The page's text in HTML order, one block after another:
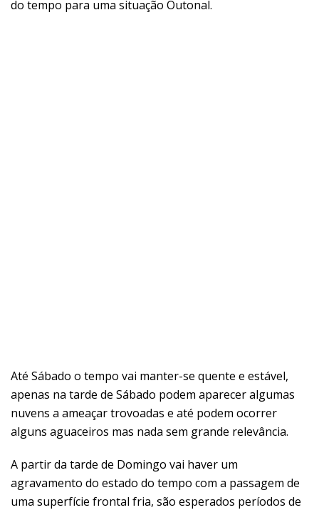
do tempo para uma situação Outonal.
Até Sábado o tempo vai manter-se quente e estável,
apenas na tarde de Sábado podem aparecer algumas
nuvens a ameaçar trovoadas e até podem ocorrer
alguns aguaceiros mas nada sem grande relevância.
A partir da tarde de Domingo vai haver um
agravamento do estado do tempo com a passagem de
uma superfície frontal fria, são esperados períodos de